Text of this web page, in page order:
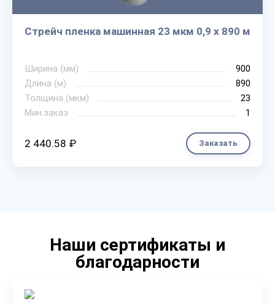
Стрейч пленка машинная 23 мкм 0,9 х 890 м
Ширина (мм)
900
Длина (м)
890
Толщина (мкм)
23
Мин.заказ
1
2 440.58 ₽ Заказать
Наши сертификаты и
благодарности